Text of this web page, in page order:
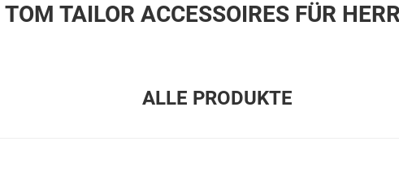
TOM TAILOR ACCESSOIRES FÜR
ALLE PRODUKTE